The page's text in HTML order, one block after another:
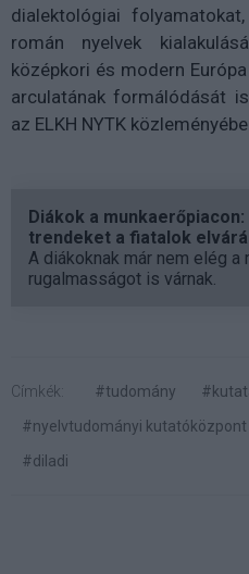
dialektológiai
román nyelvek
középkori és modern
arculatának formálódását
az ELKH NYTK
Diákok a
trendeket a fiatalok
A diákoknak már nem elég a
rugalmasságot is várnak.
Címkék: #tudomány
#nyelvtudományi kutatóközpont
#diladi